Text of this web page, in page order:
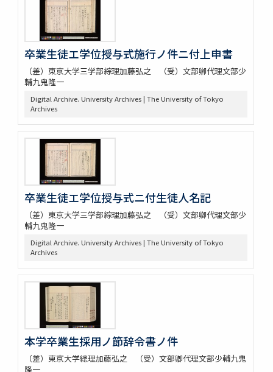
卒業生徒エ学位授与式施行ノ件ニ付上申書
（差）東京大学三学部綜理加藤弘之 （受）文部卿代理文部少
輔九鬼隆一
Digital Archive. University Archives | The University of Tokyo
Archives
卒業生徒エ学位授与式ニ付生徒人名記
（差）東京大学三学部綜理加藤弘之 （受）文部卿代理文部少
輔九鬼隆一
Digital Archive. University Archives | The University of Tokyo
Archives
本学卒業生採用ノ節辞令書ノ件
（差）東京大学總理加藤弘之 （受）文部卿代理文部少輔九鬼
隆一